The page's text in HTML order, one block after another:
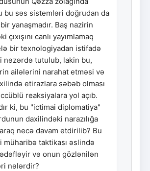
bu səs sistemləri doğrudan da
yanaşmadır. Baş nazirin
çıxışını canlı yayımlamaq
bir texnologiyadan istifadə
nəzərdə tutulub, lakin bu,
ailələrini narahat etməsi və
etirazlara səbəb olması
reaksiyalara yol açıb.
ki, bu "ictimai diplomatiya"
daxilindəki narazılığa
necə davam etdirilib? Bu
müharibə taktikası əslində
və onun gözlənilən
nələrdir?